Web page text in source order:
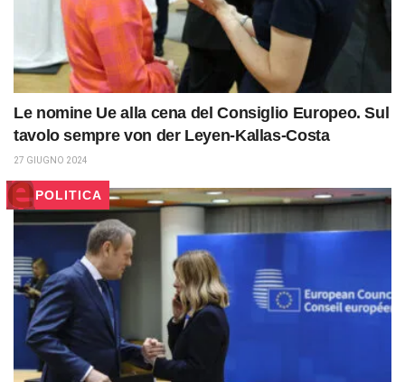
Le nomine Ue alla cena del Consiglio Europeo. Sul
tavolo sempre von der Leyen-Kallas-Costa
27 GIUGNO 2024
POLITICA